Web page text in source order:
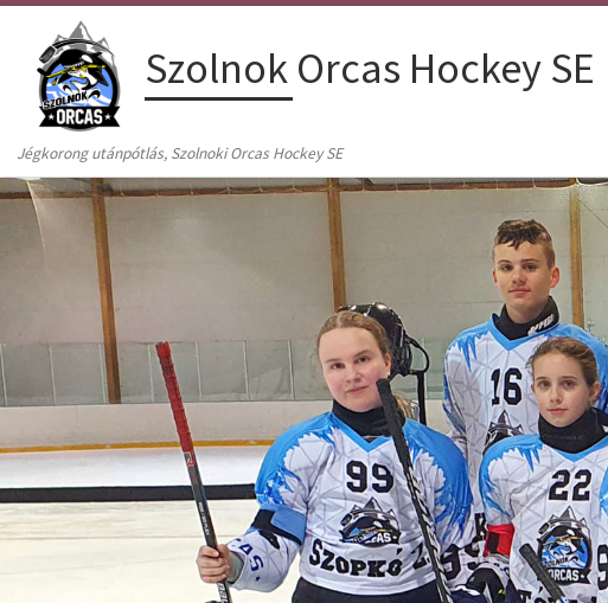
Skip to content
Szolnok Orcas Hockey SE
Jégkorong utánpótlás, Szolnoki Orcas Hockey SE